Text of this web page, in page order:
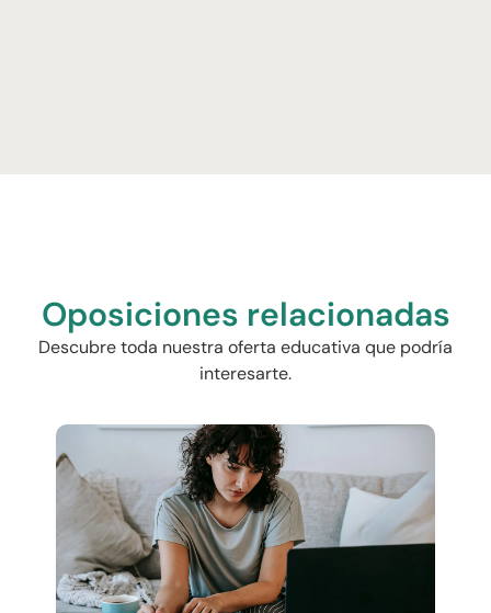
Oposiciones relacionadas
Descubre toda nuestra oferta educativa que podría
interesarte.